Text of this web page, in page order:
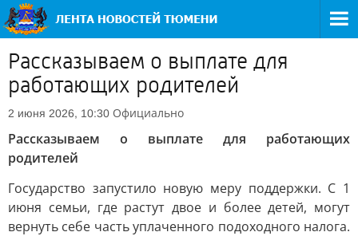
Рассказываем о выплате для
работающих родителей
2 июня 2026, 10:30 Официально
Рассказываем о выплате для работающих
родителей
Государство запустило новую меру поддержки. С 1
июня семьи, где растут двое и более детей, могут
вернуть себе часть уплаченного подоходного налога.